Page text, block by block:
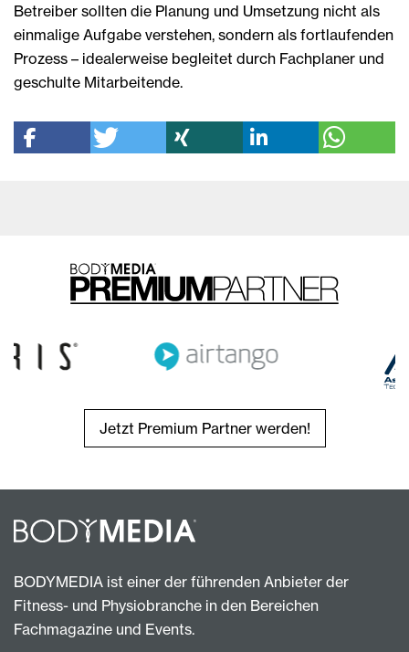
Betreiber sollten die Planung und Umsetzung nicht als
einmalige Aufgabe verstehen, sondern als fortlaufenden
Prozess – idealerweise begleitet durch Fachplaner und
geschulte Mitarbeitende.
Jetzt Premium Partner werden!
BODYMEDIA ist einer der führenden Anbieter der
Fitness- und Physiobranche in den Bereichen
Fachmagazine und Events.